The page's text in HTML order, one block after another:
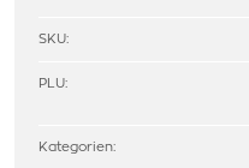
SKU:
PLU:
Kategorien: